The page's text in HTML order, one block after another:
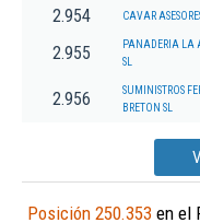
2.954 CAVAR
2.955
PANADERIA LA
SL
2.956
SUMINISTROS
BRETON SL
Posición 250.353 en el